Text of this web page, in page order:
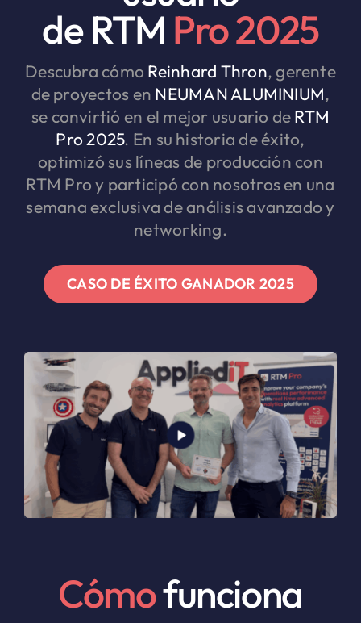
de RTM Pro 2025
Descubra cómo Reinhard Thron, gerente
de proyectos en NEUMAN ALUMINIUM,
se convirtió en el mejor usuario deRTM
Pro 2025. En su historia de éxito,
optimizó sus líneas de producción con
RTM Pro y participó con nosotros en una
semana exclusiva de análisis avanzado y
networking.
CASO DE ÉXITO GANADOR 2025
Cómofunciona